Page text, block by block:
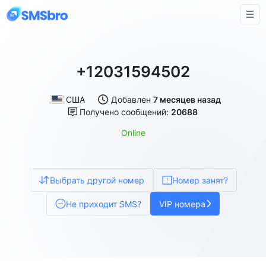
+12031594502
США Добавлен 7 месяцев назад
Получено сообщений: 20688
Online
Выбрать другой номер Номер занят?
Не приходит SMS? VIP номера